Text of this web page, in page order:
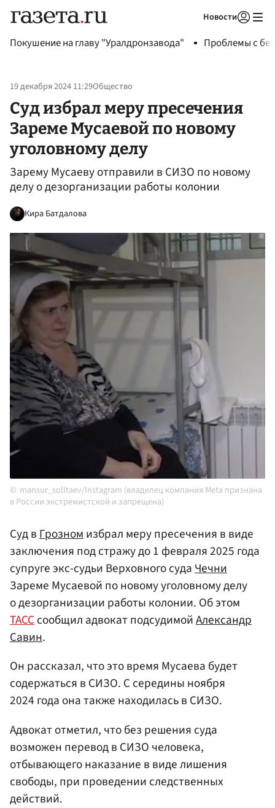
Новости
Покушение на главу "Уралдронзавода" Проблемы с
19 декабря 2024 11:29Общество
Суд избрал меру пресечения
Зареме Мусаевой по новому
уголовному делу
Зарему Мусаеву отправили в СИЗО по новому
делу о дезорганизации работы колонии
Кира Батдалова
mansur_solltaev/Instagram (владелец компания Meta признана
в России экстремистской и запрещена)
Суд вГрозномизбрал меру пресечения в виде
заключения под стражу до 1 февраля 2025 года
супруге экс-судьи Верховного судаЧечни
Зареме Мусаевой по новому уголовному делу
о дезорганизации работы колонии. Об этом
ТАССсообщил адвокат подсудимойАлександр
Савин.
Он рассказал, что это время Мусаева будет
содержаться в СИЗО. С середины ноября
2024 года она также находилась в СИЗО.
Адвокат отметил, что без решения суда
возможен перевод в СИЗО человека,
отбывающего наказание в виде лишения
свободы, при проведении следственных
действий.